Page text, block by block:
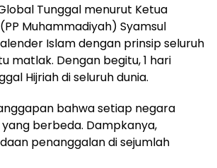
Tunggal menurut Ketua
Muhammadiyah) Syamsul
Islam dengan prinsip seluruh
matlak. Dengan begitu, 1 hari
Hijriah di seluruh dunia.
bahwa setiap negara
berbeda. Dampkanya,
penanggalan di sejumlah